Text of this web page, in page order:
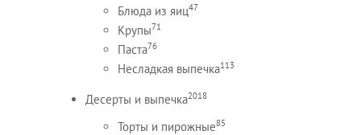
Блюда из яиц47
Крупы71
Паста76
Несладкая выпечка113
Десерты и выпечка2018
Торты и пирожные85